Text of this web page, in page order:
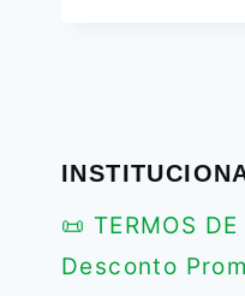
📜 TERMOS
Desconto